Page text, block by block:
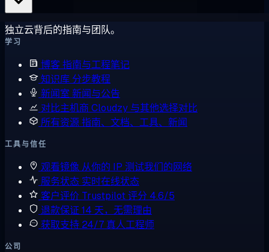
独立云背后的指南与团队。
学习
博客指南与工程笔记
知识库 分步教程
新闻室 新闻与公告
对比主机商 Cloudzy 与其他选择对比
所有资源指南、文档、工具、新闻
工具与信任
观看镜像 从你的 IP 测试我们的网络
服务状态 实时在线状态
客户评价 Trustpilot 评分 4.6/5
退款保证 14 天，无需理由
获取支持 24/7 真人工程师
公司